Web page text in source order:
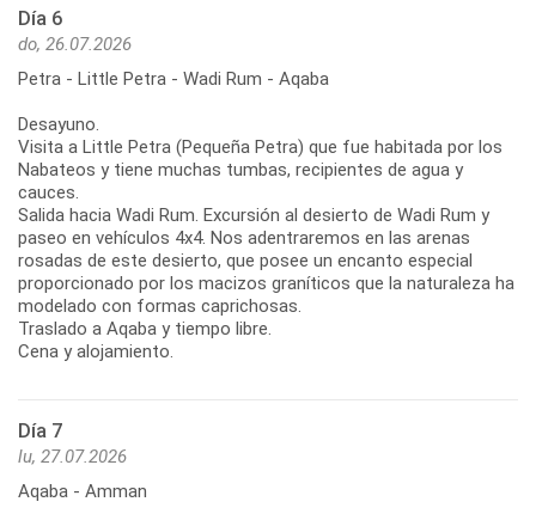
Día 6
do, 26.07.2026
Petra - Little Petra - Wadi Rum - Aqaba
Desayuno.
Visita a Little Petra (Pequeña Petra) que fue habitada por los
Nabateos y tiene muchas tumbas, recipientes de agua y
cauces.
Salida hacia Wadi Rum. Excursión al desierto de Wadi Rum y
paseo en vehículos 4x4. Nos adentraremos en las arenas
rosadas de este desierto, que posee un encanto especial
proporcionado por los macizos graníticos que la naturaleza ha
modelado con formas caprichosas.
Traslado a Aqaba y tiempo libre.
Cena y alojamiento.
Día 7
lu, 27.07.2026
Aqaba - Amman